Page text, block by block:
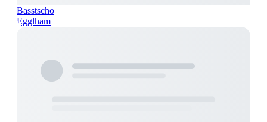
Basstscho
Egglham